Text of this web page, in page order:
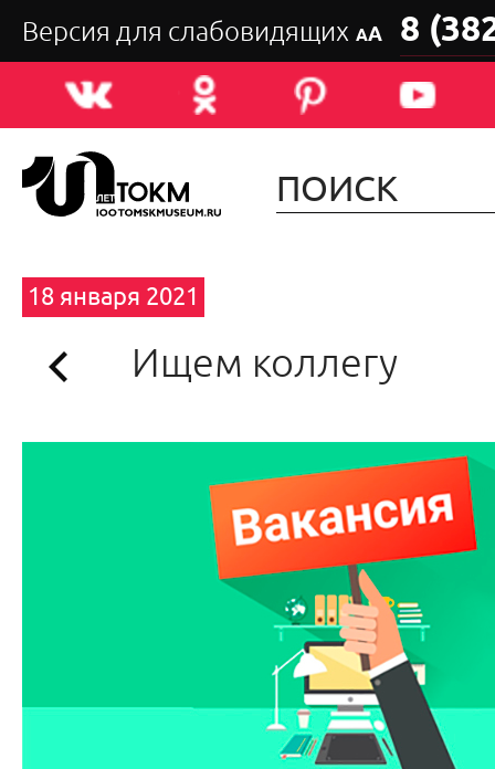
Версия для слабовидящих АА 8
18 января 2021
Ищем коллегу